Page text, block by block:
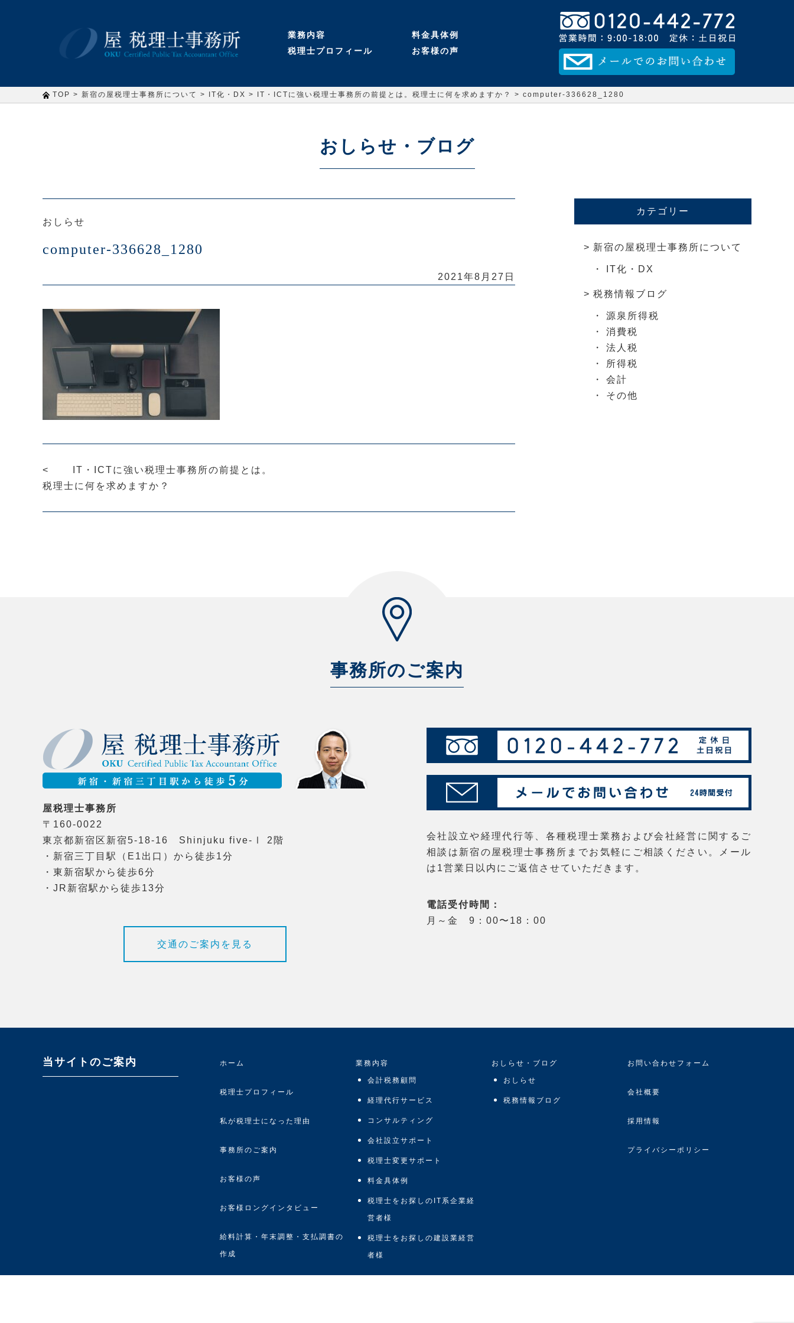
業務内容
料金具体例
税理士プロフィール
お客様の声
ュー
TOP > 新宿の屋税理士事務所について > IT化・DX > IT・ICTに強い税理士事務所の前提とは。税理士に何を求めますか？ > computer-336628_1280
おしらせ・ブログ
おしらせ
computer-336628_1280
2021年8月27日
IT・ICTに強い税理士事務所の前提とは。
税理士に何を求めますか？
カテゴリー
新宿の屋税理士事務所について
IT化・DX
税務情報ブログ
源泉所得税
消費税
法人税
所得税
会計
その他
事務所のご案内
屋税理士事務所
〒160-0022
東京都新宿区新宿5-18-16 Shinjuku five-Ⅰ 2階
・新宿三丁目駅（E1出口）から徒歩1分
・東新宿駅から徒歩6分
・JR新宿駅から徒歩13分
交通のご案内を見る
会社設立や経理代行等、各種税理士業務および会社経営に関するご
相談は新宿の屋税理士事務所までお気軽にご相談ください。メール
は1営業日以内にご返信させていただきます。
電話受付時間：
月～金 9：00〜18：00
当サイトのご案内 ホーム
税理士プロフィール
私が税理士になった理由
事務所のご案内
お客様の声
お客様ロングインタビュー
給料計算・年末調整・支払調書の
作成
業務内容
会計税務顧問
経理代行サービス
コンサルティング
会社設立サポート
税理士変更サポート
料金具体例
税理士をお探しのIT系企業経
営者様
税理士をお探しの建設業経営
者様
おしらせ・ブログ
おしらせ
税務情報ブログ
お問い合わせフォーム
会社概要
採用情報
プライバシーポリシー